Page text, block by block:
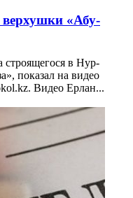
«Абу-
строящегося в Нур-
показал на видео
Видео Ерлан...